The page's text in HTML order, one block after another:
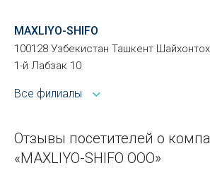
MAXLIYO-SHIFO
100128 Узбекистан Ташкент
1-й Лабзак 10
Все филиалы
Отзывы посетителей о
«MAXLIYO-SHIFO ООО»